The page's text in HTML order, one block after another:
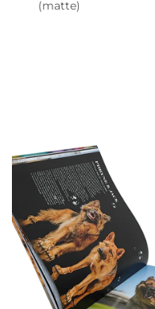
(matte)